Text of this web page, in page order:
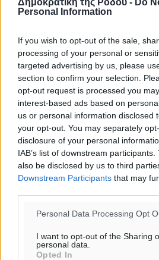
Personal Information
If you wish to opt-out of the sale,
processing of your personal or
targeted advertising by us, please
section to confirm your selection.
opt-out request is processed you
interest-based ads based on
us or personal information disclosed
your opt-out. You may separately
disclosure of your personal
IAB’s list of downstream
also be disclosed by us to third
Downstream Participants that may
Personal Data Processing Opt
I want to opt-out of the Sharing
personal data.
Opted In
ΤΕ